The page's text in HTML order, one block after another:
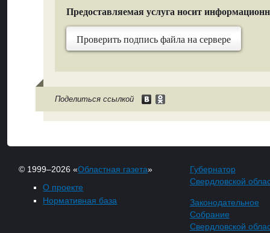
Предоставляемая услуга носит
Проверить подпись файла на сервере
Поделиться ссылкой
© 1999–2026 «Областная газета»
О проекте
Нормативная база
Губернатор
Свердловской
Законодательное
Собрание
Свердловской